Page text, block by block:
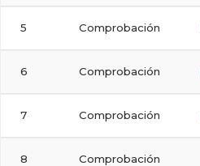
5 Comprobación
6 Comprobación
7 Comprobación
8 Comprobación